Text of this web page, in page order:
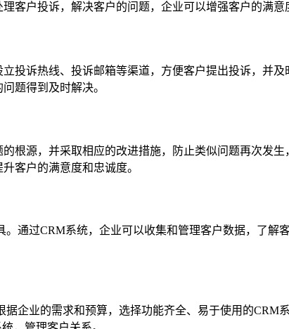
客户投诉，解决客户的问题，企业可以增强客户的满意
投诉热线、投诉邮箱等渠道，方便客户提出投诉，并
题得到及时解决。
根源，并采取相应的改进措施，防止类似问题再次发
客户的满意度和忠诚度。
通过CRM系统，企业可以收集和管理客户数据，了
企业的需求和预算，选择功能齐全、易于使用的CRM